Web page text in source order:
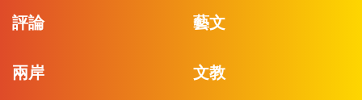
評論 藝文
兩岸 文教